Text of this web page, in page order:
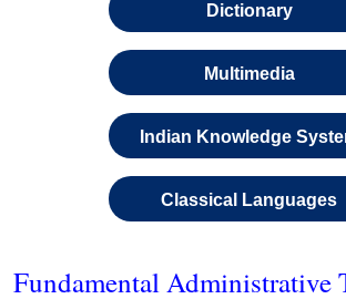
Dictionary
Multimedia
Indian Knowledge
Classical Languages
Fundamental Administrative